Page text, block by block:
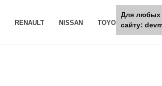
RENAULT NISSAN TOYOTA
Для любых
сайту: